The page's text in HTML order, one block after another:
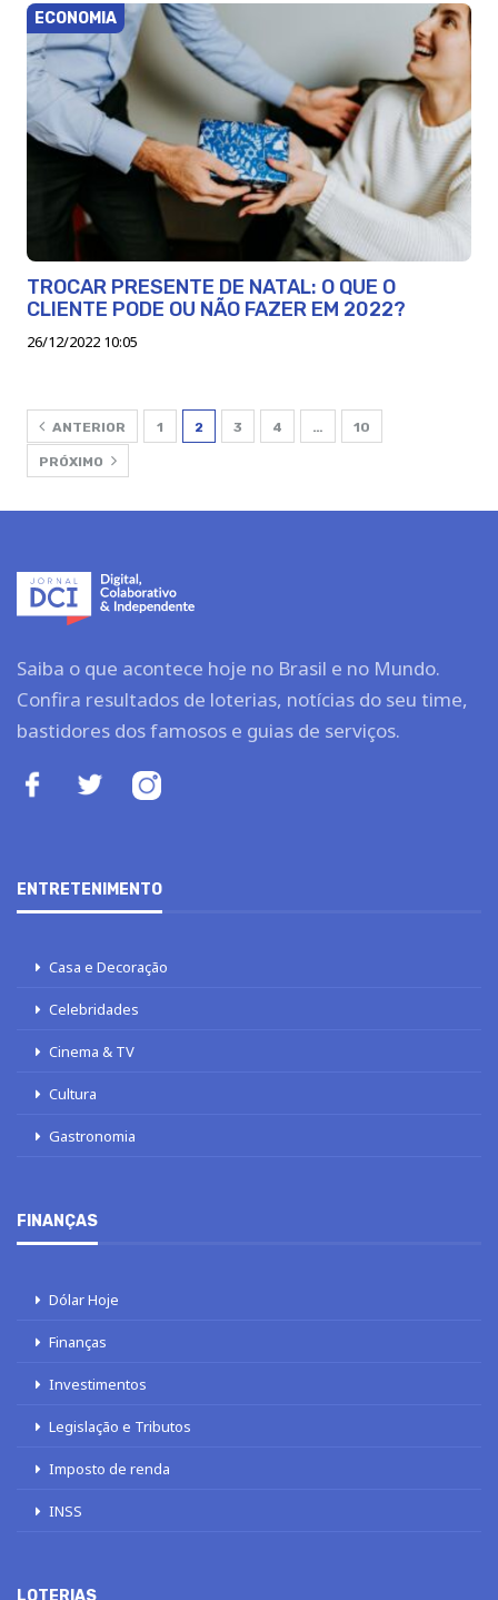
ECONOMIA
TROCAR PRESENTE DE NATAL: O QUE O
CLIENTE PODE OU NÃO FAZER EM 2022?
26/12/2022 10:05
ANTERIOR 1 2 3 4 … 10
PRÓXIMO
Saiba o que acontece hoje no Brasil e no Mundo.
Confira resultados de loterias, notícias do seu time,
bastidores dos famosos e guias de serviços.
ENTRETENIMENTO
Casa e Decoração
Celebridades
Cinema & TV
Cultura
Gastronomia
FINANÇAS
Dólar Hoje
Finanças
Investimentos
Legislação e Tributos
Imposto de renda
INSS
LOTERIAS